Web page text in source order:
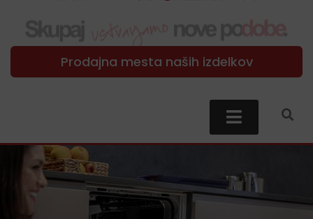
Prodajna mesta naših izdelkov